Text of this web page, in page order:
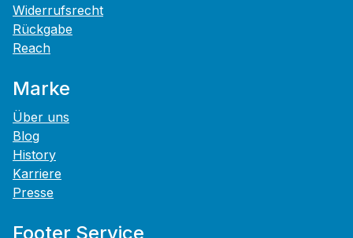
Widerrufsrecht
Rückgabe
Reach
Marke
Über uns
Blog
History
Karriere
Presse
Footer Service